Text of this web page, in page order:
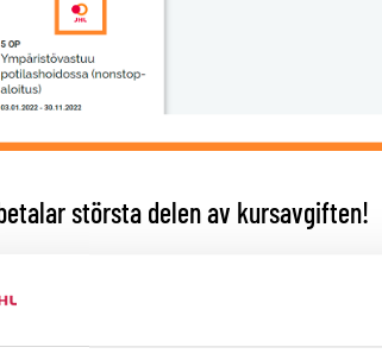
största delen av kursavgiften!
kursen till exempel kostar 60 euro,
stöda ditt välbefinnande och studiepaket